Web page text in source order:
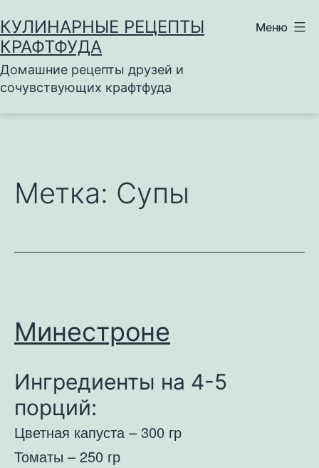
к
содержимому
КУЛИНАРНЫЕ РЕЦЕПТЫ
КРАФТФУДА
Домашние рецепты друзей и
сочувствующих крафтфуда
Меню
Метка: Супы
Минестроне
Ингредиенты на 4-5
порций:
Цветная капуста – 300 гр
Томаты – 250 гр